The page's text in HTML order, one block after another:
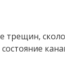
трещин,